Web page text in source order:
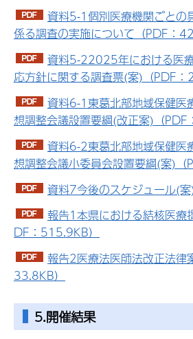
資料5-1個別医療機関ごとの
係る調査の実施について（PDF：
資料5-22025年における医
応方針に関する調査票(案)（PDF：
資料6-1東葛北部地域保健医
想調整会議設置要綱(改正案)（PDF
資料6-2東葛北部地域保健医
想調整会議小委員会設置要綱(案)（
資料7今後のスケジュール(
報告1本県における結核医療
DF：515.9KB）
報告2医療法医師法改正法
33.8KB）
5.開催結果